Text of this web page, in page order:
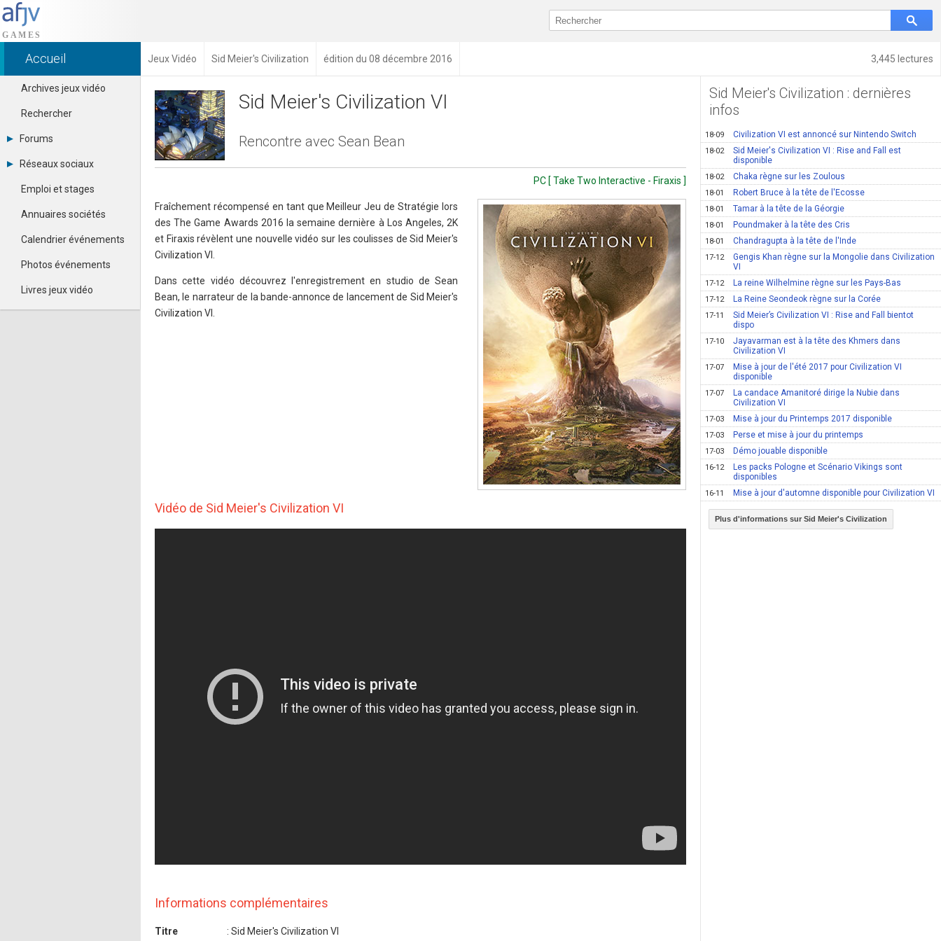
3,445 lectures
Accueil Jeux Vidéo Sid Meier's Civilization édition du 08 décembre 2016
Archives jeux vidéo
Rechercher
Forums
Tous les forums
Se connecter
Contacter un modérateur
Réseaux sociaux
Dailymotion
Facebook
Google+
Pinterest
Youtube
Emploi et stages
Annuaires sociétés
Calendrier événements
Photos événements
Livres jeux vidéo
Sid Meier's Civilization VI
Rencontre avec Sean Bean
PC [ Take Two Interactive - Firaxis ]
Fraîchement récompensé en tant que Meilleur Jeu de Stratégie lors
des The Game Awards 2016 la semaine dernière à Los Angeles, 2K
et Firaxis révèlent une nouvelle vidéo sur les coulisses de Sid Meier's
Civilization VI.
Dans cette vidéo découvrez l'enregistrement en studio de Sean
Bean, le narrateur de la bande-annonce de lancement de Sid Meier's
Civilization VI.
Vidéo de Sid Meier's Civilization VI
Informations complémentaires
Titre : Sid Meier's Civilization VI
Sid Meier's Civilization : dernières
infos
18-09 Civilization VI est annoncé sur Nintendo Switch
18-02
Sid Meier's Civilization VI : Rise and Fall est
disponible
18-02 Chaka règne sur les Zoulous
18-01 Robert Bruce à la tête de l'Ecosse
18-01 Tamar à la tête de la Géorgie
18-01 Poundmaker à la tête des Cris
18-01 Chandragupta à la tête de l'Inde
17-12
Gengis Khan règne sur la Mongolie dans Civilization
VI
17-12 La reine Wilhelmine règne sur les Pays-Bas
17-12 La Reine Seondeok règne sur la Corée
17-11
Sid Meier’s Civilization VI : Rise and Fall bientot
dispo
17-10
Jayavarman est à la tête des Khmers dans
Civilization VI
17-07
Mise à jour de l'été 2017 pour Civilization VI
disponible
17-07
La candace Amanitoré dirige la Nubie dans
Civilization VI
17-03 Mise à jour du Printemps 2017 disponible
17-03 Perse et mise à jour du printemps
17-03 Démo jouable disponible
16-12
Les packs Pologne et Scénario Vikings sont
disponibles
16-11 Mise à jour d'automne disponible pour Civilization VI
Plus d'informations sur Sid Meier's Civilization